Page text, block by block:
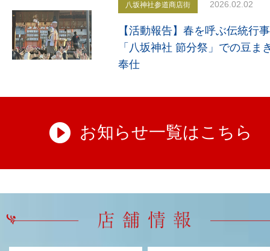
八坂神社参道商店街 2026.02.02
【活動報告】春を呼ぶ伝統行事
「八坂神社 節分祭」での豆ま
奉仕
お知らせ一覧はこちら